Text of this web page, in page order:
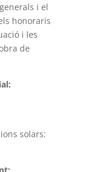
i el
honoraris
i les
de
solars: